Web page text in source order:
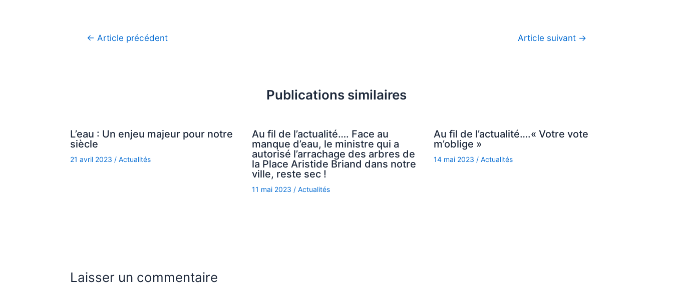
Navigation
← Article précédent Article suivant →
Publications similaires
L’eau : Un enjeu majeur pour notre
siècle
21 avril 2023 / Actualités
Au fil de l’actualité…. Face au
manque d’eau, le ministre qui a
autorisé l’arrachage des arbres de
la Place Aristide Briand dans notre
ville, reste sec !
11 mai 2023 / Actualités
Au fil de l’actualité….« Votre vote
m’oblige »
14 mai 2023 / Actualités
Laisser un commentaire